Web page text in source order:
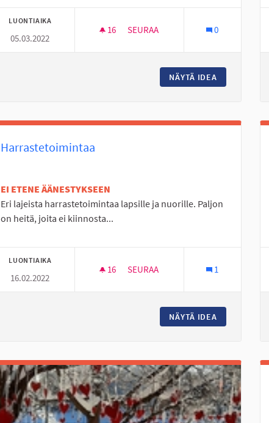
LUONTIAIKA
05.03.2022
16 16 SEURAAJAA
SEURAA 0
NÄYTÄ IDEA
Harrastetoimintaa
EI ETENE ÄÄNESTYKSEEN
Eri lajeista harrastetoimintaa lapsille ja nuorille. Paljon
on heitä, joita ei kiinnosta...
LUONTIAIKA
16.02.2022
16 16 SEURAAJAA
SEURAA 1
NÄYTÄ IDEA